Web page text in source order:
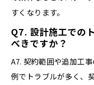
すくなります。
Q7. 設計施工での
べきですか？
A7. 契約範囲や追加工
例でトラブルが多く、